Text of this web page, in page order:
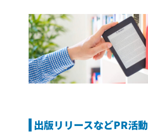
出版リリースなどPR活動